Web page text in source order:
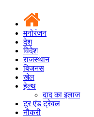
मनोरंजन
देश
विदेश
राजस्थान
बिजनस
खेल
हेल्थ
दाद का इलाज
टूर एंड ट्रेवल
नौकरी